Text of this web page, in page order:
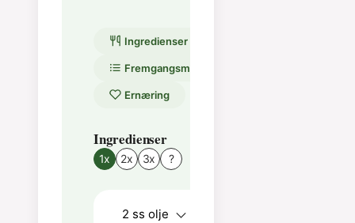
Ingredienser
Fremgangsmåte
Ernæring
Ingredienser
1x 2x 3x ?
2 ss olje